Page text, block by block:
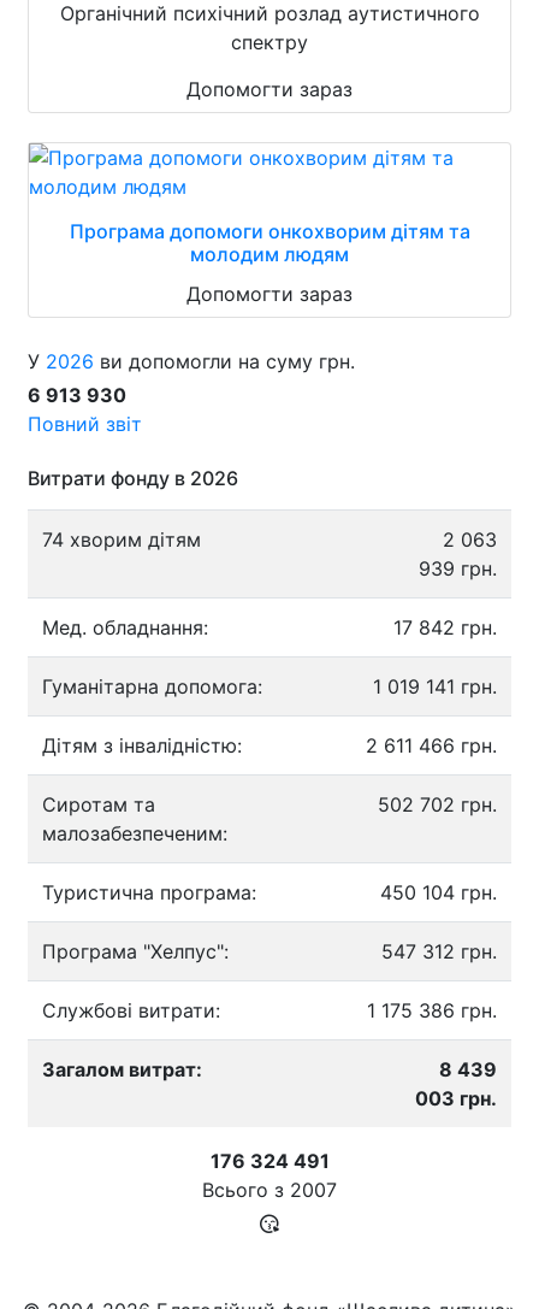
Органічний психічний розлад аутистичного
спектру
Допомогти зараз
Програма допомоги онкохворим дітям та
молодим людям
Допомогти зараз
У 2026 ви допомогли на суму грн.
6 913 930
Повний звіт
Витрати фонду в 2026
74 хворим дітям
2 063
939 грн.
Мед. обладнання: 17 842 грн.
Гуманітарна допомога: 1 019 141 грн.
Дітям з інвалідністю: 2 611 466 грн.
Сиротам та
малозабезпеченим:
502 702 грн.
Туристична програма: 450 104 грн.
Програма "Хелпус": 547 312 грн.
Службові витрати: 1 175 386 грн.
Загалом витрат:
8 439
003 грн.
176 324 491
Всього з 2007